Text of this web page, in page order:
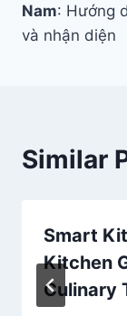
Nam: Hướng
và nhận diện
Similar
Smart
Kitchen
Culinary